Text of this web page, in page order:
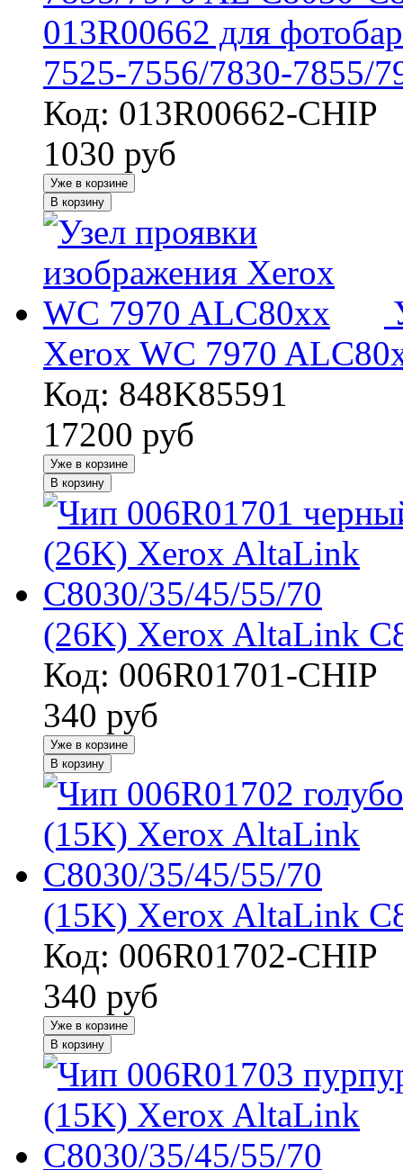
013R00662 для
7525-7556/7830-7855/
Код: 013R00662-CHIP
1030 руб
Уже в корзине
В корзину
Xerox WC 7970
Код: 848K85591
17200 руб
Уже в корзине
В корзину
(26K) Xerox AltaLink
Код: 006R01701-CHIP
340 руб
Уже в корзине
В корзину
(15K) Xerox AltaLink
Код: 006R01702-CHIP
340 руб
Уже в корзине
В корзину